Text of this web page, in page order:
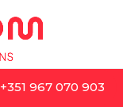
+351 967 070 903